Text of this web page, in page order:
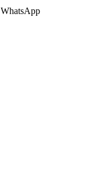
WhatsApp